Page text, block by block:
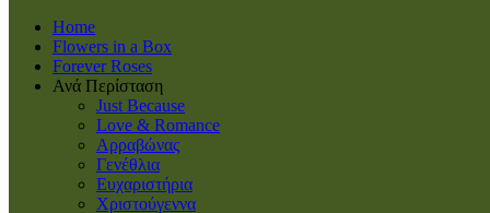
Home
Flowers in a Box
Forever Roses
Ανά Περίσταση
Just Because
Love & Romance
Αρραβώνας
Γενέθλια
Ευχαριστήρια
Χριστούγεννα